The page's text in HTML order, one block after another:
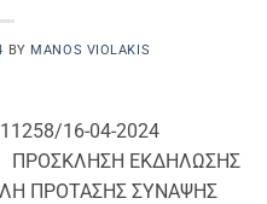
BY MANOS VIOLAKIS
16-04-2024
ΠΡΟΣΚΛΗΣΗ ΕΚΔΗΛΩΣΗΣ
ΠΡΟΤΑΣΗΣ ΣΥΝΑΨΗΣ